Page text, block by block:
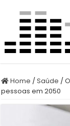
Home /Saúde /
pessoas em 2050